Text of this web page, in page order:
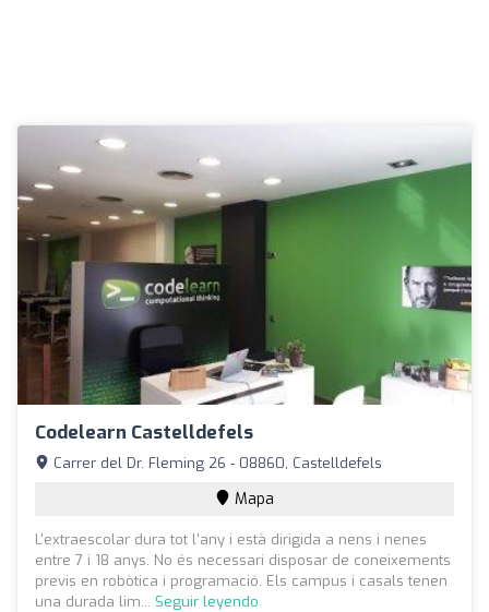
Codelearn Castelldefels
Carrer del Dr. Fleming 26 - 08860, Castelldefels
Mapa
L'extraescolar dura tot l'any i està dirigida a nens i nenes
entre 7 i 18 anys. No és necessari disposar de coneixements
previs en robòtica i programació. Els campus i casals tenen
una durada lim... Seguir leyendo